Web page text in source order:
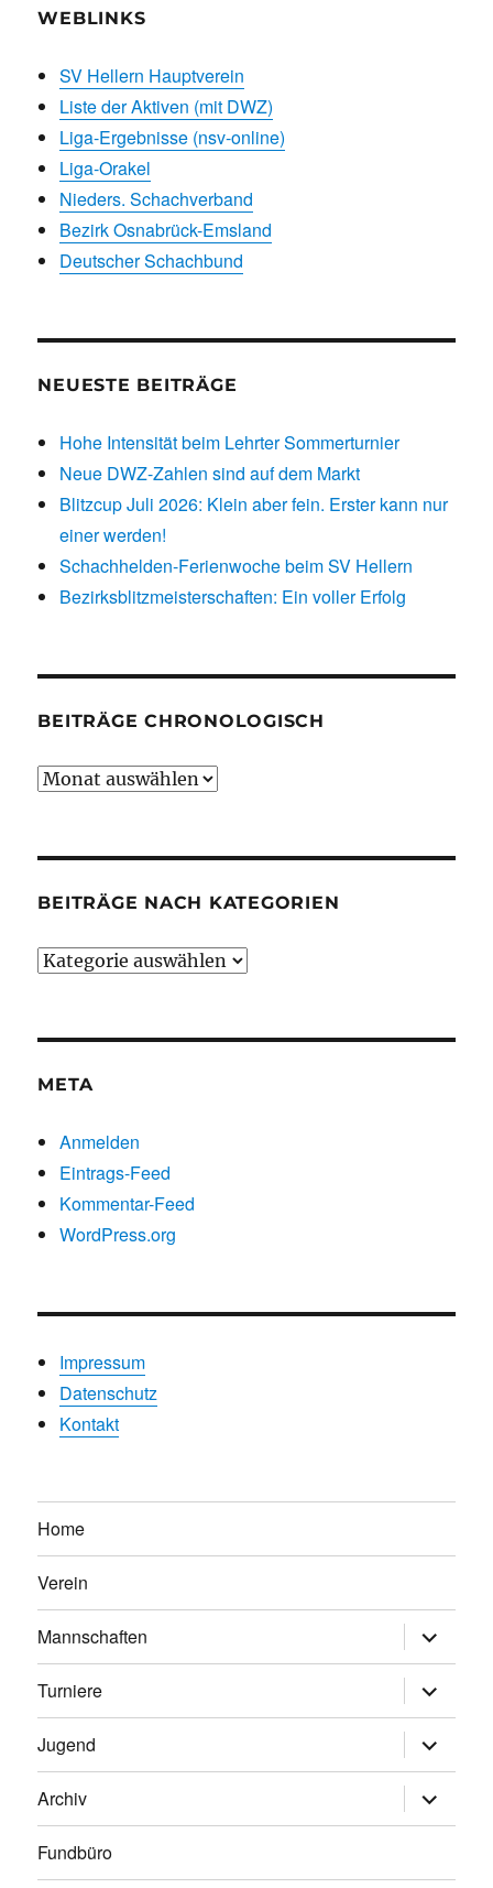
WEBLINKS
SV Hellern Hauptverein
Liste der Aktiven (mit DWZ)
Liga-Ergebnisse (nsv-online)
Liga-Orakel
Nieders. Schachverband
Bezirk Osnabrück-Emsland
Deutscher Schachbund
NEUESTE BEITRÄGE
Hohe Intensität beim Lehrter Sommerturnier
Neue DWZ-Zahlen sind auf dem Markt
Blitzcup Juli 2026: Klein aber fein. Erster kann nur
einer werden!
Schachhelden-Ferienwoche beim SV Hellern
Bezirksblitzmeisterschaften: Ein voller Erfolg
BEITRÄGE CHRONOLOGISCH
Beiträge
BEITRÄGE NACH KATEGORIEN
Beiträge
META
Anmelden
Eintrags-Feed
Kommentar-Feed
WordPress.org
Impressum
Datenschutz
Kontakt
Home
Verein
Mannschaften
anzeigen
Turniere
anzeigen
Jugend
anzeigen
Archiv
anzeigen
Fundbüro